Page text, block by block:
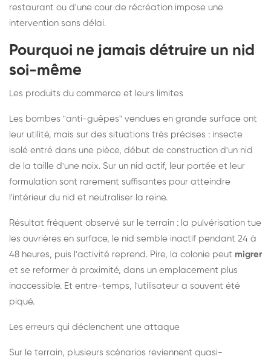
restaurant ou d'une cour de récréation impose une
intervention sans délai.
Pourquoi ne jamais détruire un nid
soi-même
Les produits du commerce et leurs limites
Les bombes "anti-guêpes" vendues en grande surface ont
leur utilité, mais sur des situations très précises : insecte
isolé entré dans une pièce, début de construction d'un nid
de la taille d'une noix. Sur un nid actif, leur portée et leur
formulation sont rarement suffisantes pour atteindre
l'intérieur du nid et neutraliser la reine.
Résultat fréquent observé sur le terrain : la pulvérisation tue
les ouvrières en surface, le nid semble inactif pendant 24 à
48 heures, puis l'activité reprend. Pire, la colonie peut migrer
et se reformer à proximité, dans un emplacement plus
inaccessible. Et entre-temps, l'utilisateur a souvent été
piqué.
Les erreurs qui déclenchent une attaque
Sur le terrain, plusieurs scénarios reviennent quasi-